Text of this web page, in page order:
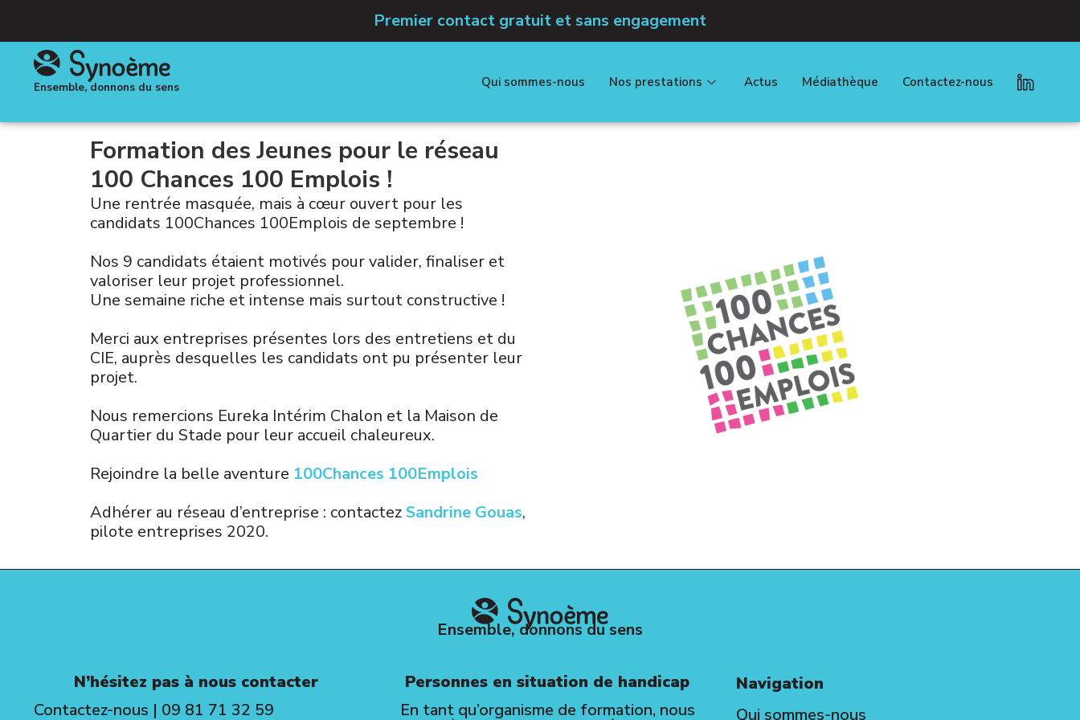
Premier contact gratuit et sans engagement
Ensemble, donnons du sens Qui sommes-nous Nos prestations Actus Médiathèque Contactez-nous
Formation des Jeunes pour le réseau
100 Chances 100 Emplois !
Une rentrée masquée, mais à cœur ouvert pour les
candidats 100Chances 100Emplois de septembre !
Nos 9 candidats étaient motivés pour valider, finaliser et
valoriser leur projet professionnel.
Une semaine riche et intense mais surtout constructive !
Merci aux entreprises présentes lors des entretiens et du
CIE, auprès desquelles les candidats ont pu présenter leur
projet.
Nous remercions Eureka Intérim Chalon et la Maison de
Quartier du Stade pour leur accueil chaleureux.
Rejoindre la belle aventure 100Chances 100Emplois
Adhérer au réseau d’entreprise : contactez Sandrine Gouas,
pilote entreprises 2020.
Ensemble, donnons du sens
N’hésitez pas à nous contacter
Contactez-nous | 09 81 71 32 59
Personnes en situation de handicap
En tant qu’organisme de formation, nous
Navigation
Qui sommes-nous